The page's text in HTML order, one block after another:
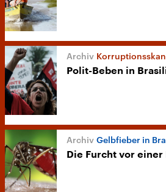
Polit-Beben in
Gelbfieber in
Die Furcht vor